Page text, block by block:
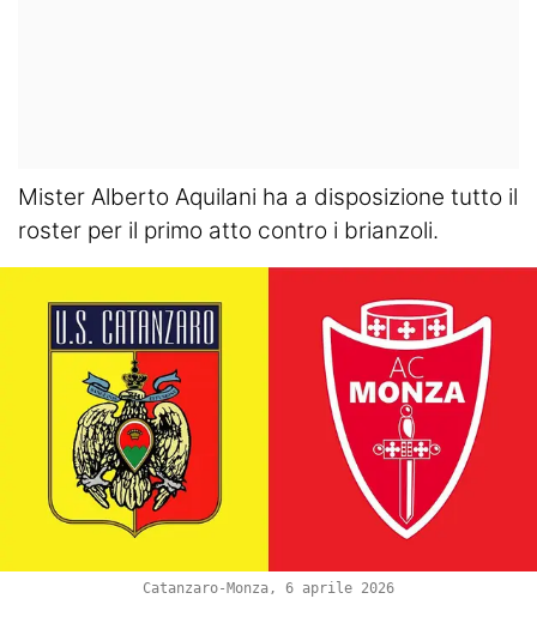
Mister Alberto Aquilani ha a disposizione tutto il
roster per il primo atto contro i brianzoli.
Catanzaro-Monza, 6 aprile 2026